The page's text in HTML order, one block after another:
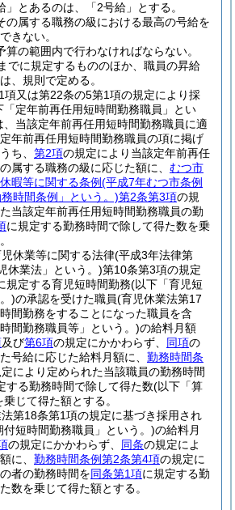
」とあるのは、「2号給」とする。
の属する職務の級における最高の号給を
きない。
算の範囲内で行わなければならない。
までに規定するもののほか、職員の昇給
、規則で定める。
項又は第22条の5第1項の規定により採
「定年前再任用短時間勤務職員」とい
、当該定年前再任用短時間勤務職員に適
年前再任用短時間勤務職員の項に掲げ
ち、 第2項の規定により当該定年前再任
属する職務の級に応じた額に、 むつ市
暇等に関する条例(平成7年むつ市条例
時間条例」という。)第2条第3項の規
当該定年前再任用短時間勤務職員の勤
に規定する勤務時間で除して得た数を乗
休業等に関する法律(平成3年法律第
休業法」という。)第10条第3項の規定
規定する育児短時間勤務(以下「育児短
)の承認を受けた職員(育児休業法第17
間勤務をすることになった職員を含
間勤務職員等」という。)の給料月額
及び第6項の規定にかかわらず、 同項の
号給に応じた給料月額に、 勤務時間条
により定められた当該職員の勤務時間
する勤務時間で除して得た数(以下「算
乗じて得た額とする。
第18条第1項の規定に基づき採用され
付短時間勤務職員」という。)の給料月
の規定にかかわらず、 同条の規定によ
に、 勤務時間条例第2条第4項の規定に
者の勤務時間を同条第1項に規定する勤
数を乗じて得た額とする。